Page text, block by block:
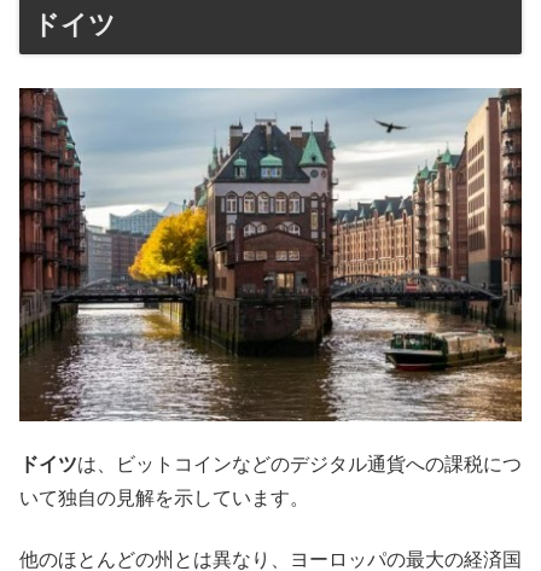
ドイツ
ドイツは、ビットコインなどのデジタル通貨への課税につ
いて独自の見解を示しています。
他のほとんどの州とは異なり、ヨーロッパの最大の経済国